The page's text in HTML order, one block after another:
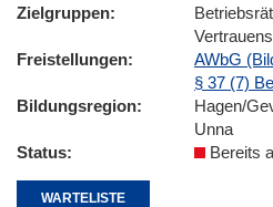
Zielgruppen
Freistellungen
AWbG
§ 37 (7)
Bildungsregion
Hagen/
Unna
Status
Bereits
WARTELISTE